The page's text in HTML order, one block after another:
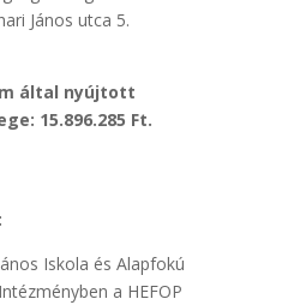
János utca 5.
által nyújtott
15.896.285 Ft.
Iskola és Alapfokú
a HEFOP